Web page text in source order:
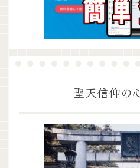
聖天信仰の